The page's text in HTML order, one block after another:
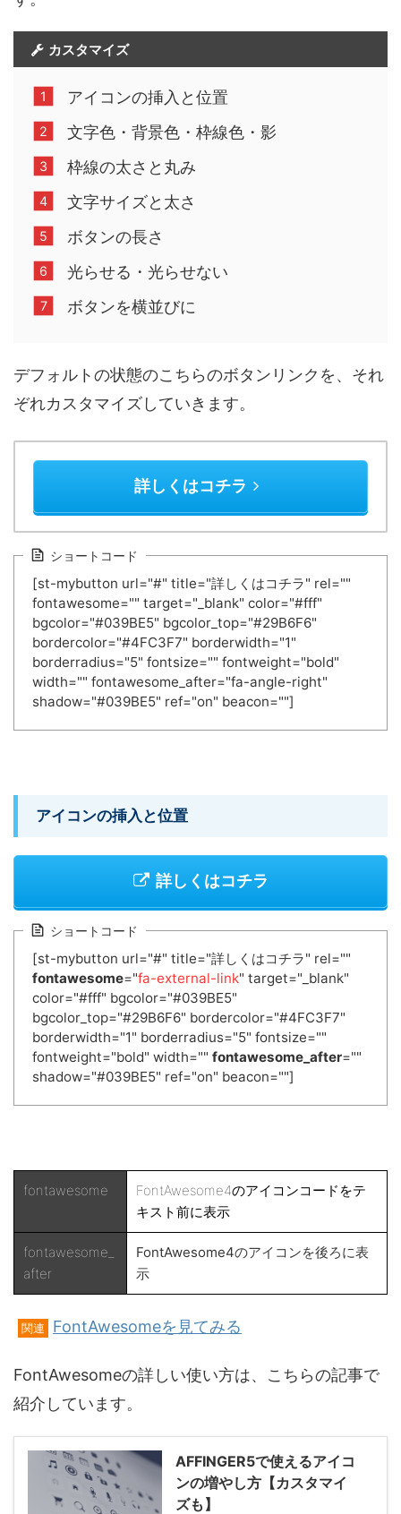
カスタマイズ
アイコンの挿入と位置
文字色・背景色・枠線色・影
枠線の太さと丸み
文字サイズと太さ
ボタンの長さ
光らせる・光らせない
ボタンを横並びに
デフォルトの状態のこちらのボタンリンクを、それ
ぞれカスタマイズしていきます。
詳しくはコチラ
ショートコード
[st-mybutton url="#" title="詳しくはコチラ" rel=""
fontawesome="" target="_blank" color="#fff"
bgcolor="#039BE5" bgcolor_top="#29B6F6"
bordercolor="#4FC3F7" borderwidth="1"
borderradius="5" fontsize="" fontweight="bold"
width="" fontawesome_after="fa-angle-right"
shadow="#039BE5" ref="on" beacon=""]
アイコンの挿入と位置
詳しくはコチラ
ショートコード
[st-mybutton url="#" title="詳しくはコチラ" rel=""
fontawesome="fa-external-link" target="_blank"
color="#fff" bgcolor="#039BE5"
bgcolor_top="#29B6F6" bordercolor="#4FC3F7"
borderwidth="1" borderradius="5" fontsize=""
fontweight="bold" width="" fontawesome_after=""
shadow="#039BE5" ref="on" beacon=""]
fontawesome
FontAwesome4のアイコンコードをテ
キスト前に表示
fontawesome_
after
FontAwesome4のアイコンを後ろに表
示
関連 FontAwesomeを見てみる
FontAwesomeの詳しい使い方は、こちらの記事で
紹介しています。
AFFINGER5で使えるアイコ
ンの増やし方【カスタマイ
ズも】